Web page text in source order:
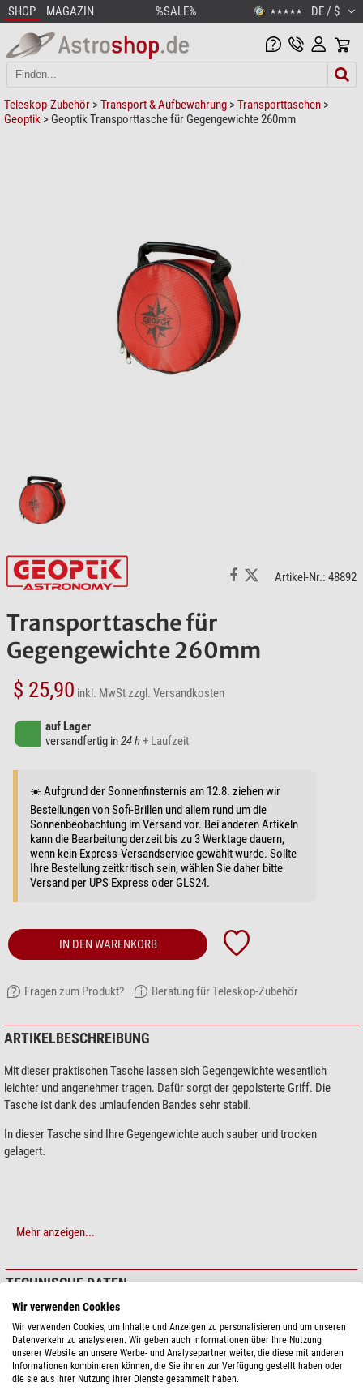
SHOP MAGAZIN %SALE% ★★★★★ DE / $
Teleskop-Zubehör >Transport & Aufbewahrung >Transporttaschen >
Geoptik > Geoptik Transporttasche für Gegengewichte 260mm
Artikel-Nr.: 48892
Transporttasche für
Gegengewichte 260mm
$ 25,90 inkl. MwStzzgl. Versandkosten
auf Lager
versandfertig in24 h+ Laufzeit
☀️ Aufgrund der Sonnenfinsternis am 12.8. ziehen wir
Bestellungen von Sofi-Brillen und allem rund um die
Sonnenbeobachtung im Versand vor. Bei anderen Artikeln
kann die Bearbeitung derzeit bis zu 3 Werktage dauern,
wenn kein Express-Versandservice gewählt wurde. Sollte
Ihre Bestellung zeitkritisch sein, wählen Sie daher bitte
Versand per UPS Express oder GLS24.
IN DEN WARENKORB
Fragen zum Produkt? Beratung für Teleskop-Zubehör
ARTIKELBESCHREIBUNG
Mit dieser praktischen Tasche lassen sich Gegengewichte wesentlich
leichter und angenehmer tragen. Dafür sorgt der gepolsterte Griff. Die
Tasche ist dank des umlaufenden Bandes sehr stabil.
In dieser Tasche sind Ihre Gegengewichte auch sauber und trocken
gelagert.
Mehr anzeigen...
TECHNISCHE DATEN
Leistung
Geeignet für
Gegengewicht
Besonderheiten
Wir verwenden Cookies
Wir verwenden Cookies, um Inhalte und Anzeigen zu personalisieren und um unseren
Datenverkehr zu analysieren. Wir geben auch Informationen über Ihre Nutzung
unserer Website an unsere Werbe- und Analysepartner weiter, die diese mit anderen
Informationen kombinieren können, die Sie ihnen zur Verfügung gestellt haben oder
die sie aus Ihrer Nutzung ihrer Dienste gesammelt haben.